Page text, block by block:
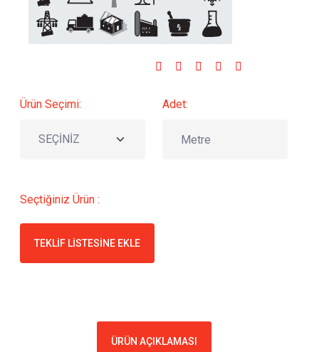
Ürün Seçimi: Adet:
Seçtiğiniz Ürün :
TEKLIF LISTESINE EKLE
ÜRÜN AÇIKLAMASI